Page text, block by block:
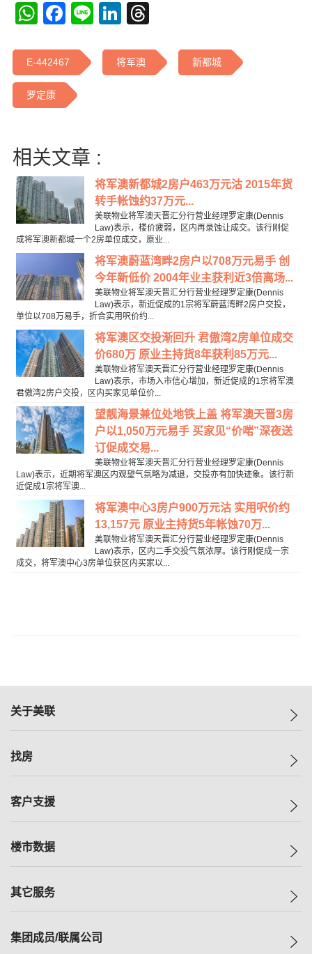
WhatsApp
Facebook
LineLinkedIn
E-442467 将军澳 新都城
罗定康
相关文章 :
将军澳新都城2房户463万元沽 2015年货
转手帐蚀约37万元...
美联物业将军澳天晋汇分行营业经理罗定康(Dennis
Law)表示，楼价疲弱，区内再录蚀让成交。该行刚促
成将军澳新都城一个2房单位成交，原业...
将军澳蔚蓝湾畔2房户以708万元易手 创
今年新低价 2004年业主获利近3倍离场...
美联物业将军澳天晋汇分行营业经理罗定康(Dennis
Law)表示，新近促成的1宗将军蔚蓝湾畔2房户交投，
单位以708万易手，折合实用呎价约...
将军澳区交投渐回升 君傲湾2房单位成交
价680万 原业主持货8年获利85万元...
美联物业将军澳天晋汇分行营业经理罗定康(Dennis
Law)表示，市场入市信心增加，新近促成的1宗将军澳
君傲湾2房户交投，区内买家见单位价...
望靓海景兼位处地铁上盖 将军澳天晋3房
户以1,050万元易手 买家见“价啱”深夜送
订促成交易...
美联物业将军澳天晋汇分行营业经理罗定康(Dennis
Law)表示，近期将军澳区内观望气氛略为减退，交投亦有加快迹象。该行新
近促成1宗将军澳...
将军澳中心3房户900万元沽 实用呎价约
13,157元 原业主持货5年帐蚀70万...
美联物业将军澳天晋汇分行营业经理罗定康(Dennis
Law)表示，区内二手交投气氛浓厚。该行刚促成一宗
成交，将军澳中心3房单位获区内买家以...
关于美联
美联集团
人才招募
找房
一手新房
减价
美联豪宅
独家楼盘
租房
客户支援
自助放盘
查询热线
按揭计算机
楼市数据
指数
历史成交
其它服务
小区专页
集团成员/联属公司